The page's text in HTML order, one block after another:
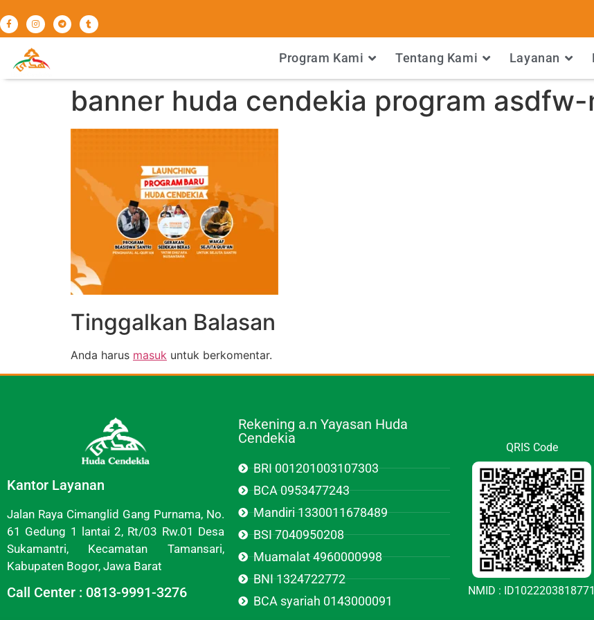
Program Kami Tentang Kami Layanan
banner huda cendekia program asdfw-
Tinggalkan Balasan
Anda harus masuk untuk berkomentar.
Kantor Layanan
Jalan Raya Cimanglid Gang Purnama, No.
61 Gedung 1 lantai 2, Rt/03 Rw.01 Desa
Sukamantri, Kecamatan Tamansari,
Kabupaten Bogor, Jawa Barat
Call Center : 0813-9991-3276
Rekening a.n Yayasan Huda
Cendekia
BRI 001201003107303
BCA 0953477243
Mandiri 1330011678489
BSI 7040950208
Muamalat 4960000998
BNI 1324722772
BCA syariah 0143000091
QRIS Code
NMID : ID1022203818771